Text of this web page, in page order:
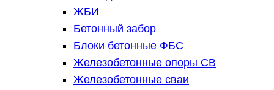
ЖБИ
Бетонный забор
Блоки бетонные ФБС
Железобетонные опоры СВ
Железобетонные сваи